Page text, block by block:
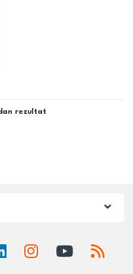
rezultat